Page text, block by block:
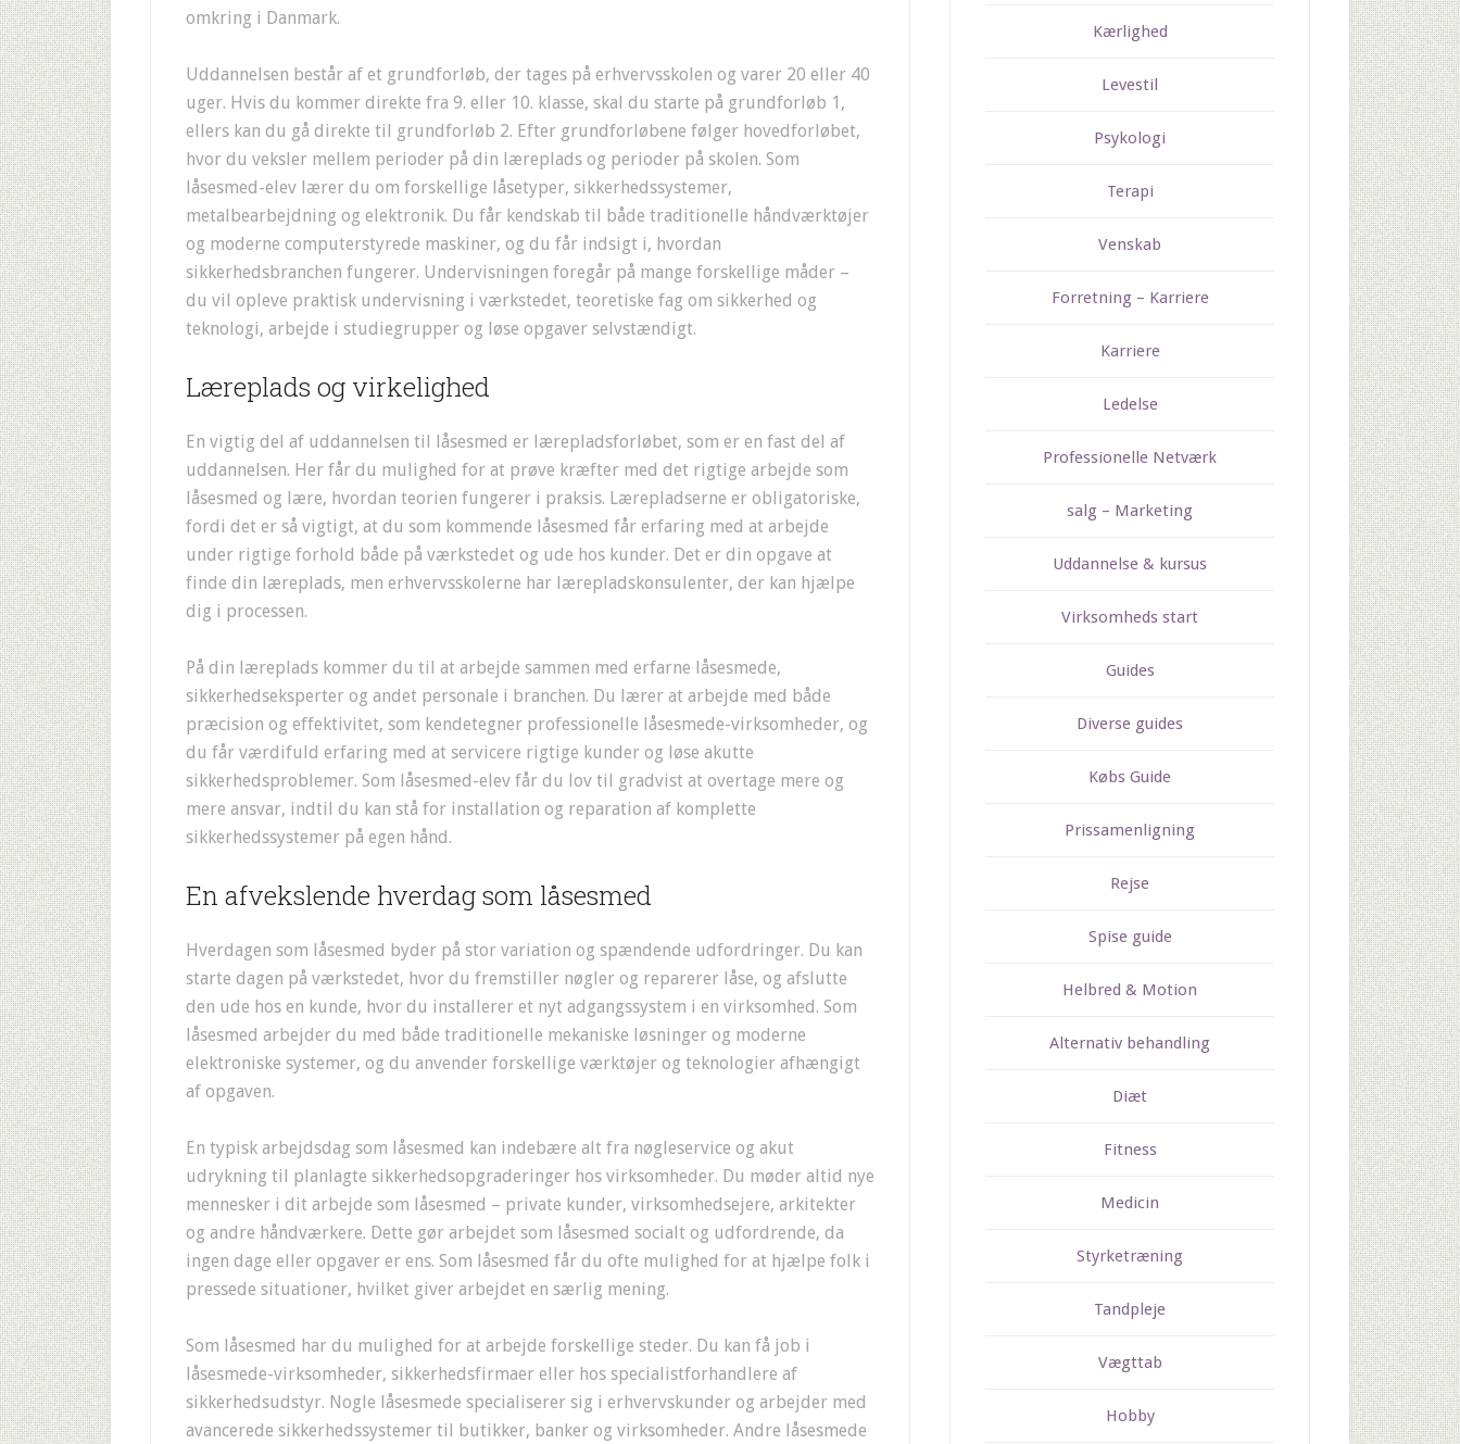
omkring i Danmark.
Uddannelsen består af et grundforløb, der tages på erhvervsskolen og varer 20 eller 40
uger. Hvis du kommer direkte fra 9. eller 10. klasse, skal du starte på grundforløb 1,
ellers kan du gå direkte til grundforløb 2. Efter grundforløbene følger hovedforløbet,
hvor du veksler mellem perioder på din læreplads og perioder på skolen. Som
låsesmed-elev lærer du om forskellige låsetyper, sikkerhedssystemer,
metalbearbejdning og elektronik. Du får kendskab til både traditionelle håndværktøjer
og moderne computerstyrede maskiner, og du får indsigt i, hvordan
sikkerhedsbranchen fungerer. Undervisningen foregår på mange forskellige måder –
du vil opleve praktisk undervisning i værkstedet, teoretiske fag om sikkerhed og
teknologi, arbejde i studiegrupper og løse opgaver selvstændigt.
Læreplads og virkelighed
En vigtig del af uddannelsen til låsesmed er lærepladsforløbet, som er en fast del af
uddannelsen. Her får du mulighed for at prøve kræfter med det rigtige arbejde som
låsesmed og lære, hvordan teorien fungerer i praksis. Lærepladserne er obligatoriske,
fordi det er så vigtigt, at du som kommende låsesmed får erfaring med at arbejde
under rigtige forhold både på værkstedet og ude hos kunder. Det er din opgave at
finde din læreplads, men erhvervsskolerne har lærepladskonsulenter, der kan hjælpe
dig i processen.
På din læreplads kommer du til at arbejde sammen med erfarne låsesmede,
sikkerhedseksperter og andet personale i branchen. Du lærer at arbejde med både
præcision og effektivitet, som kendetegner professionelle låsesmede-virksomheder, og
du får værdifuld erfaring med at servicere rigtige kunder og løse akutte
sikkerhedsproblemer. Som låsesmed-elev får du lov til gradvist at overtage mere og
mere ansvar, indtil du kan stå for installation og reparation af komplette
sikkerhedssystemer på egen hånd.
En afvekslende hverdag som låsesmed
Hverdagen som låsesmed byder på stor variation og spændende udfordringer. Du kan
starte dagen på værkstedet, hvor du fremstiller nøgler og reparerer låse, og afslutte
den ude hos en kunde, hvor du installerer et nyt adgangssystem i en virksomhed. Som
låsesmed arbejder du med både traditionelle mekaniske løsninger og moderne
elektroniske systemer, og du anvender forskellige værktøjer og teknologier afhængigt
af opgaven.
En typisk arbejdsdag som låsesmed kan indebære alt fra nøgleservice og akut
udrykning til planlagte sikkerhedsopgraderinger hos virksomheder. Du møder altid nye
mennesker i dit arbejde som låsesmed – private kunder, virksomhedsejere, arkitekter
og andre håndværkere. Dette gør arbejdet som låsesmed socialt og udfordrende, da
ingen dage eller opgaver er ens. Som låsesmed får du ofte mulighed for at hjælpe folk i
pressede situationer, hvilket giver arbejdet en særlig mening.
Som låsesmed har du mulighed for at arbejde forskellige steder. Du kan få job i
låsesmede-virksomheder, sikkerhedsfirmaer eller hos specialistforhandlere af
sikkerhedsudstyr. Nogle låsesmede specialiserer sig i erhvervskunder og arbejder med
avancerede sikkerhedssystemer til butikker, banker og virksomheder. Andre låsesmede
Kærlighed
Levestil
Psykologi
Terapi
Venskab
Forretning – Karriere
Karriere
Ledelse
Professionelle Netværk
salg – Marketing
Uddannelse & kursus
Virksomheds start
Guides
Diverse guides
Købs Guide
Prissamenligning
Rejse
Spise guide
Helbred & Motion
Alternativ behandling
Diæt
Fitness
Medicin
Styrketræning
Tandpleje
Vægttab
Hobby